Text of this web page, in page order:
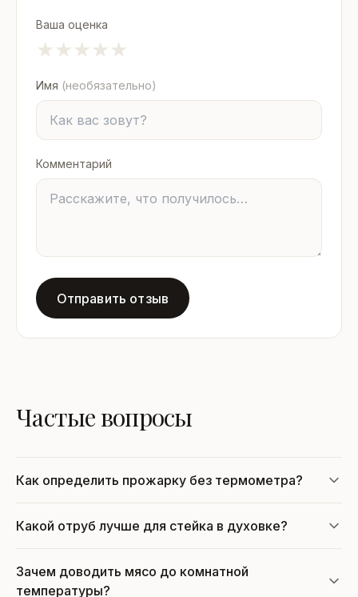
Ваша оценка
★
★
★
★
★
Имя (необязательно)
Комментарий
Отправить отзыв
Частые вопросы
Как определить прожарку без термометра?
Какой отруб лучше для стейка в духовке?
Зачем доводить мясо до комнатной
температуры?